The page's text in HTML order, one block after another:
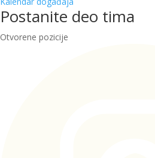
Postanite deo tima
Otvorene pozicije